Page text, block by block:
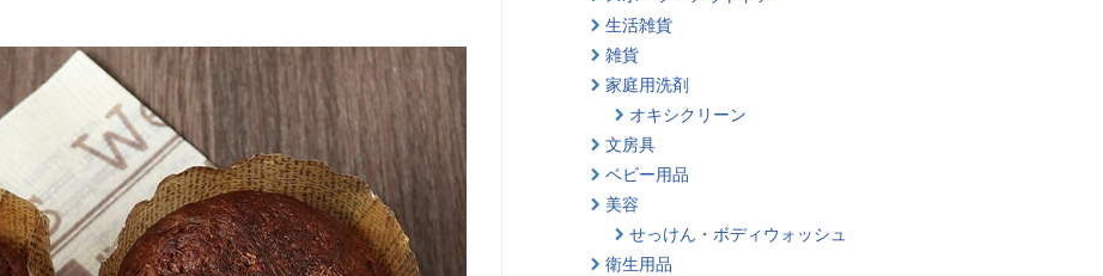
生活雑貨
雑貨
家庭用洗剤
オキシクリーン
文房具
ベビー用品
美容
せっけん・ボディウォッシュ
衛生用品